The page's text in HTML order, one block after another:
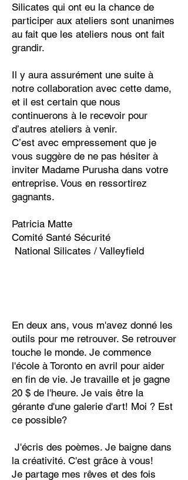
Silicates qui ont eu la chance de
participer aux ateliers sont unanimes
au fait que les ateliers nous ont fait
grandir.
Il y aura assurément une suite à
notre collaboration avec cette dame,
et il est certain que nous
continuerons à le recevoir pour
d’autres ateliers à venir.
C’est avec empressement que je
vous suggère de ne pas hésiter à
inviter Madame Purusha dans votre
entreprise. Vous en ressortirez
gagnants.
Patricia Matte
Comité Santé Sécurité
National Silicates / Valleyfield
En deux ans, vous m'avez donné les
outils pour me retrouver. Se retrouver
touche le monde. Je commence
l'école à Toronto en avril pour aider
en fin de vie. Je travaille et je gagne
20 $ de l'heure. Je vais être la
gérante d'une galerie d'art! Moi ? Est
ce possible?
J'écris des poèmes. Je baigne dans
la créativité. C'est grâce à vous!
Je partage mes rêves et des fois